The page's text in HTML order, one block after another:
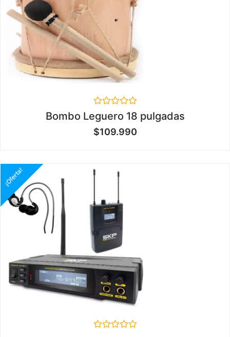
en
0
de
Bombo Leguero 18 pulgadas
$109.990
¡Oferta!